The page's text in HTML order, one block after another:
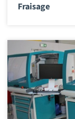
Fraisage